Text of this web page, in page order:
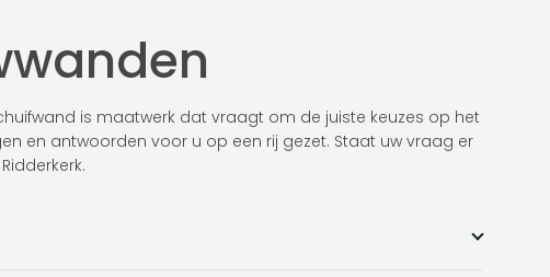
is maatwerk dat vraagt om de juiste keuzes op het
en antwoorden voor u op een rij gezet. Staat uw vraag er